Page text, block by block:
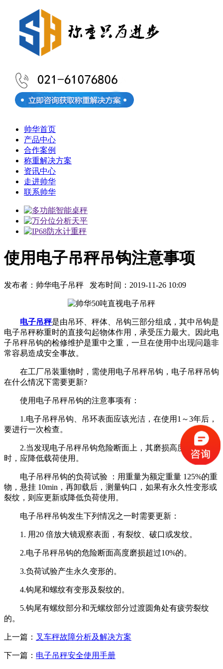
帅华首页
产品中心
合作案例
称重解决方案
资讯中心
走进帅华
联系帅华
使用电子吊秤吊钩注意事项
发布者：帅华电子吊秤 发布时间：2019-11-26 10:09
电子吊秤是由吊环、秤体、吊钩三部分组成，其中吊钩是
电子吊秤称重时的直接勾起物体作用，承受压力最大。因此电
子吊秤吊钩的检修维护是重中之重，一旦在使用中出现问题非
常容易造成安全事故。
在工厂吊装重物时，需使用电子吊秤吊钩，电子吊秤吊钩
在什么情况下需要更新?
使用电子吊秤吊钩的注意事项有：
1.电子吊秤吊钩、吊环表面应该光洁，在使用1～3年后，
要进行一次检查。
2.当发现电子吊秤吊钩危险断面上，其磨损高度超过10%
时，应降低载荷使用。
电子吊秤吊钩的负荷试验 ：用重量为额定重量 125%的重
物，悬挂 10min，再卸载后，测量钩口，如果有永久性变形或
裂纹，则应更新或降低负荷使用。
电子吊秤吊钩发生下列情况之一时需要更新：
1. 用20 倍放大镜观察表面，有裂纹、破口或发纹。
2.电子吊秤吊钩的危险断面高度磨损超过10%的。
3.负荷试验产生永久变形的。
4.钩尾和螺纹有变形及裂纹的。
5.钩尾有螺纹部分和无螺纹部分过渡圆角处有疲劳裂纹
的。
上一篇： 叉车秤故障分析及解决方案
下一篇： 电子吊秤安全使用手册